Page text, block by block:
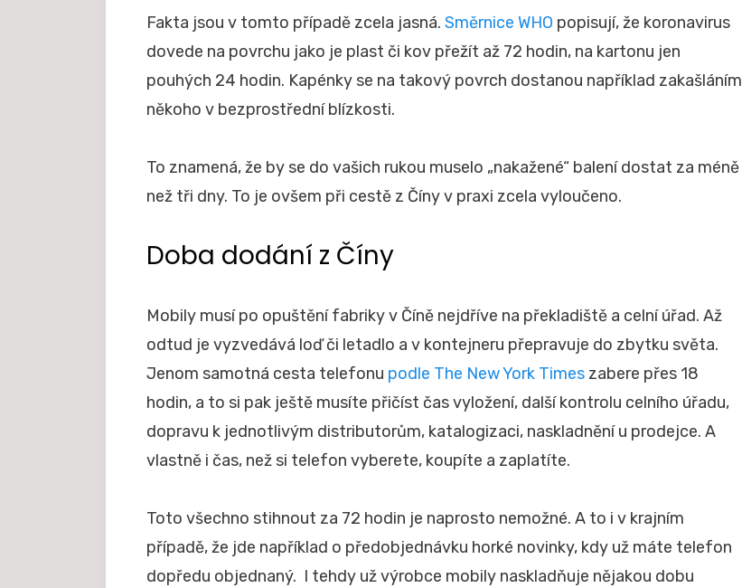
Fakta jsou v tomto případě zcela jasná. Směrnice WHO popisují, že koronavirus
dovede na povrchu jako je plast či kov přežít až 72 hodin, na kartonu jen
pouhých 24 hodin. Kapénky se na takový povrch dostanou například zakašláním
někoho v bezprostřední blízkosti.
To znamená, že by se do vašich rukou muselo „nakažené“ balení dostat za méně
než tři dny. To je ovšem při cestě z Číny v praxi zcela vyloučeno.
Doba dodání z Číny
Mobily musí po opuštění fabriky v Číně nejdříve na překladiště a celní úřad. Až
odtud je vyzvedává loď či letadlo a v kontejneru přepravuje do zbytku světa.
Jenom samotná cesta telefonu podle The New York Times zabere přes 18
hodin, a to si pak ještě musíte přičíst čas vyložení, další kontrolu celního úřadu,
dopravu k jednotlivým distributorům, katalogizaci, naskladnění u prodejce. A
vlastně i čas, než si telefon vyberete, koupíte a zaplatíte.
Toto všechno stihnout za 72 hodin je naprosto nemožné. A to i v krajním
případě, že jde například o předobjednávku horké novinky, kdy už máte telefon
dopředu objednaný. I tehdy už výrobce mobily naskladňuje nějakou dobu